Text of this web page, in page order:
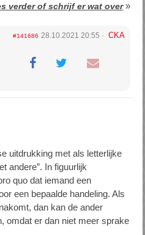
verder of schrijf er wat over»
#141686 28.10.2021 20:55 CKA
uitdrukking met als letterlijke
andere”. In figuurlijk
quo dat iemand een
een bepaalde handeling. Als
dan kan de ander
omdat er dan niet meer sprake